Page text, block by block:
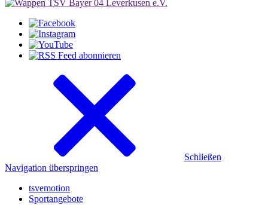
Schließen
Navigation überspringen
tsvemotion
Sportangebote